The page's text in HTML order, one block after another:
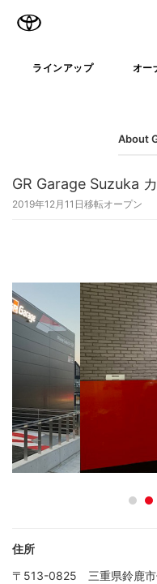
ラインアップ オー
About
GR Garage Suzuka
2019年12月11日移転オープン
住所
〒513-0825 三重県鈴鹿市